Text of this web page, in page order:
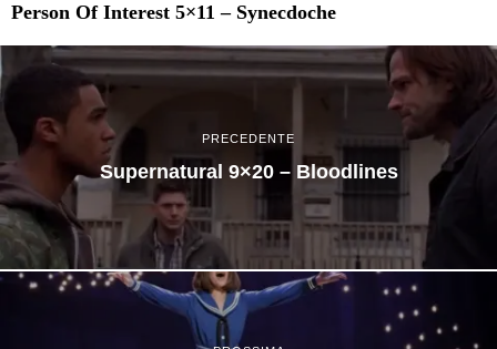
Person Of Interest 5×11 – Synecdoche
PRECEDENTE
Supernatural 9×20 – Bloodlines